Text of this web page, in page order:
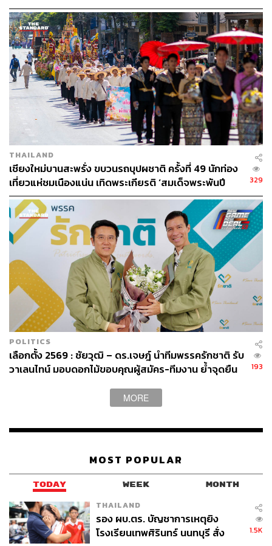
THAILAND
เชียงใหม่บานสะพรั่ง ขบวนรถบุปผชาติ ครั้งที่ 49 นักท่อง
เที่ยวแห่ชมเนืองแน่น เทิดพระเกียรติ ‘สมเด็จพระพันปี
หลวง’ สืบสานอัตลักษณ์ล้านนา
329
POLITICS
เลือกตั้ง 2569 : ชัยวุฒิ – ดร.เจษฎ์ นำทีมพรรครักชาติ รับ
วาเลนไทน์ มอบดอกไม้ขอบคุณผู้สมัคร-ทีมงาน ย้ำจุดยืน
193
MORE
MOST POPULAR
TODAY WEEK MONTH
THAILAND
รอง ผบ.ตร. บัญชาการเหตุยิง
โรงเรียนเทพศิรินทร์ นนทบุรี สั่ง
1.5K